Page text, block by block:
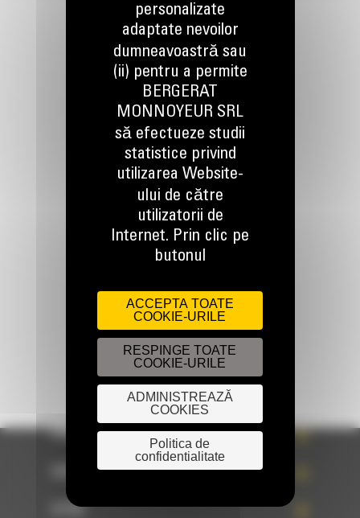
TINEM LEGATURA
Apelati-ne
0800 89 10 10
TRIMITETI O CERERE
PRODUSE
SERVICII
STIRI
personalizate
adaptate nevoilor
dumneavoastră sau
(ii) pentru a permite
BERGERAT
MONNOYEUR SRL
să efectueze studii
statistice privind
utilizarea Website-
ului de către
utilizatorii de
Internet. Prin clic pe
butonul
ACCEPTA TOATE
COOKIE-URILE
RESPINGE TOATE
COOKIE-URILE
ADMINISTREAZĂ
COOKIES
Politica de
confidentialitate